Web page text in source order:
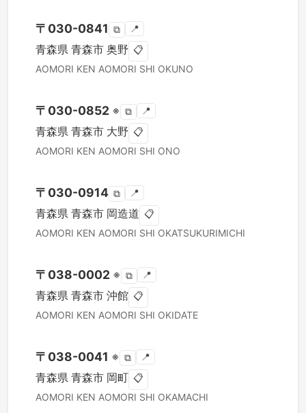
〒 030-0841 ⧉ 📍
青森県 青森市 奥野 📋
AOMORI KEN AOMORI SHI OKUNO
〒 030-0852 ※ ⧉ 📍
青森県 青森市 大野 📋
AOMORI KEN AOMORI SHI ONO
〒 030-0914 ⧉ 📍
青森県 青森市 岡造道 📋
AOMORI KEN AOMORI SHI OKATSUKURIMICHI
〒 038-0002 ※ ⧉ 📍
青森県 青森市 沖館 📋
AOMORI KEN AOMORI SHI OKIDATE
〒 038-0041 ※ ⧉ 📍
青森県 青森市 岡町 📋
AOMORI KEN AOMORI SHI OKAMACHI